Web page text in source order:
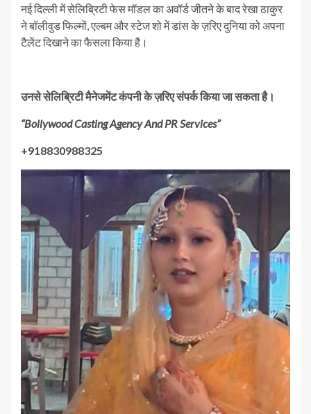
नई दिल्ली में सेलिब्रिटी फेस मॉडल का अवॉर्ड जीतने के बाद रेखा ठाकुर
ने बॉलीवुड फिल्मों, एल्बम और स्टेज शो में डांस के ज़रिए दुनिया को अपना
टैलेंट दिखाने का फैसला किया है।
उनसेसेलिब्रिटीमैनेजमेंटकंपनीकेज़रिएसंपर्ककियाजासकताहै।
“Bollywood Casting Agency And PR Services”
+918830988325